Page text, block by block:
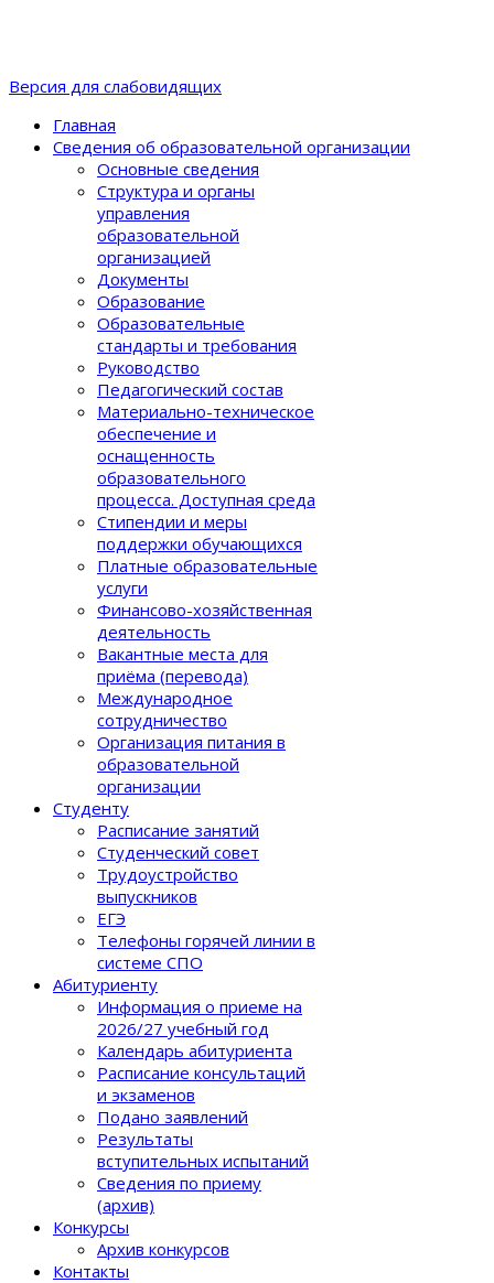
Версия для слабовидящих
Главная
Сведения об образовательной организации
Основные сведения
Структура и органы
управления
образовательной
организацией
Документы
Образование
Образовательные
стандарты и требования
Руководство
Педагогический состав
Материально-техническое
обеспечение и
оснащенность
образовательного
процеcса. Доступная среда
Стипендии и меры
поддержки обучающихся
Платные образовательные
услуги
Финансово-хозяйственная
деятельность
Вакантные места для
приёма (перевода)
Международное
сотрудничество
Организация питания в
образовательной
организации
Студенту
Расписание занятий
Студенческий совет
Трудоустройство
выпускников
ЕГЭ
Телефоны горячей линии в
системе СПО
Абитуриенту
Информация о приеме на
2026/27 учебный год
Календарь абитуриента
Расписание консультаций
и экзаменов
Подано заявлений
Результаты
вступительных испытаний
Сведения по приему
(архив)
Конкурсы
Архив конкурсов
Контакты